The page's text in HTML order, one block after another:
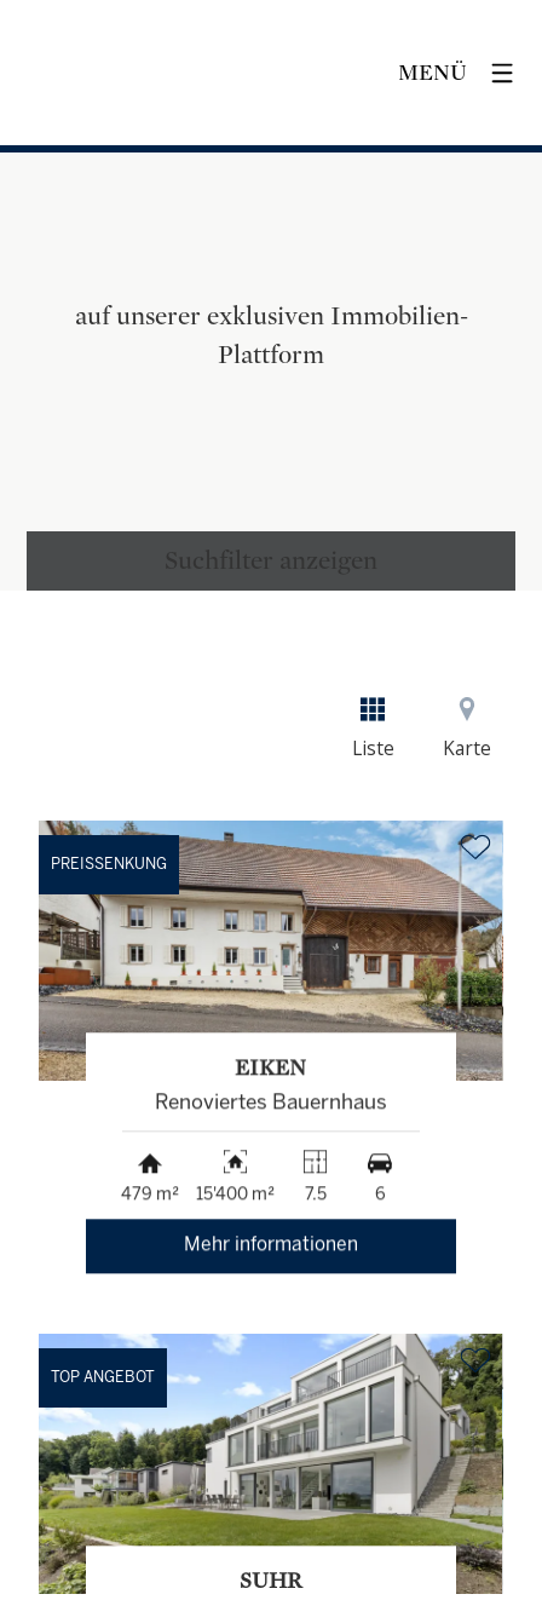
MENÜ
auf unserer exklusiven Immobilien-
Plattform
Suchfilter anzeigen
Liste Karte
PREISSENKUNG
EIKEN
Renoviertes Bauernhaus
479 m² 15'400 m² 7.5 6
Mehr informationen
TOP ANGEBOT
SUHR